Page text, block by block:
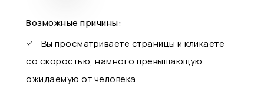
Возможные причины:
Вы просматриваете страницы и кликаете
со скоростью, намного превышающую
ожидаемую от человека